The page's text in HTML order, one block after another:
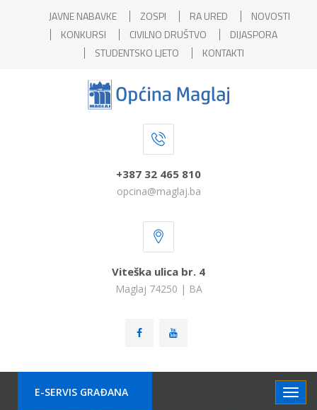
JAVNE NABAVKE ZOSPI RA URED
NOVOSTI
KONKURSI
CIVILNO DRUŠTVO
DIJASPORA
STUDENTSKO LJETO
KONTAKTI
+387 32 465 810
opcina@maglaj.ba
Viteška ulica br. 4
Maglaj 74250 | BA
E-SERVIS GRAÐANA